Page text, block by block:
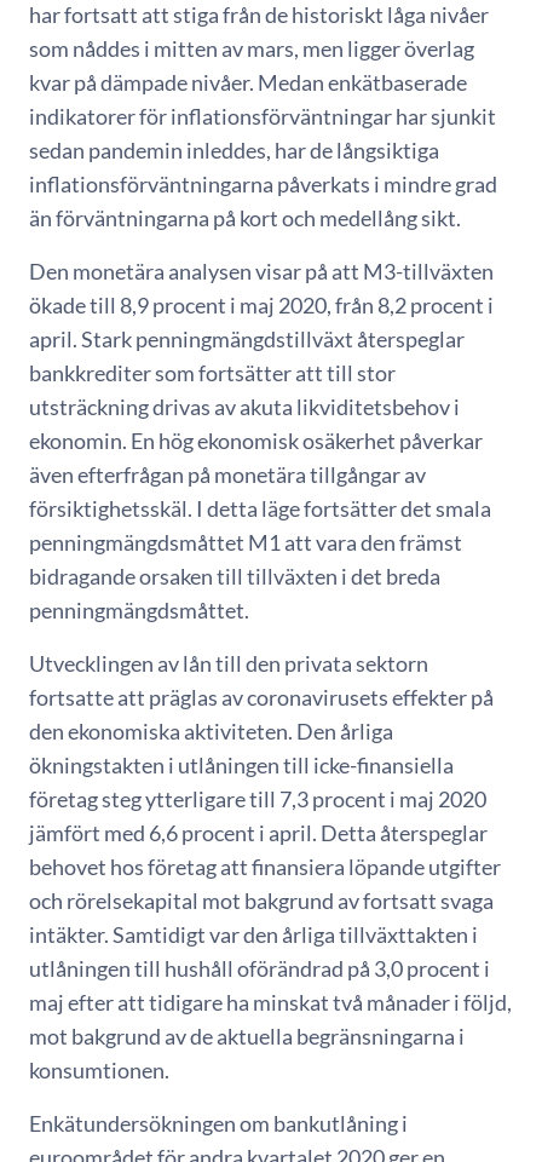
har fortsatt att stiga från de historiskt låga nivåer
som nåddes i mitten av mars, men ligger överlag
kvar på dämpade nivåer. Medan enkätbaserade
indikatorer för inflationsförväntningar har sjunkit
sedan pandemin inleddes, har de långsiktiga
inflationsförväntningarna påverkats i mindre grad
än förväntningarna på kort och medellång sikt.
Den monetära analysen visar på att M3-tillväxten
ökade till 8,9 procent i maj 2020, från 8,2 procent i
april. Stark penningmängdstillväxt återspeglar
bankkrediter som fortsätter att till stor
utsträckning drivas av akuta likviditetsbehov i
ekonomin. En hög ekonomisk osäkerhet påverkar
även efterfrågan på monetära tillgångar av
försiktighetsskäl. I detta läge fortsätter det smala
penningmängdsmåttet M1 att vara den främst
bidragande orsaken till tillväxten i det breda
penningmängdsmåttet.
Utvecklingen av lån till den privata sektorn
fortsatte att präglas av coronavirusets effekter på
den ekonomiska aktiviteten. Den årliga
ökningstakten i utlåningen till icke-finansiella
företag steg ytterligare till 7,3 procent i maj 2020
jämfört med 6,6 procent i april. Detta återspeglar
behovet hos företag att finansiera löpande utgifter
och rörelsekapital mot bakgrund av fortsatt svaga
intäkter. Samtidigt var den årliga tillväxttakten i
utlåningen till hushåll oförändrad på 3,0 procent i
maj efter att tidigare ha minskat två månader i följd,
mot bakgrund av de aktuella begränsningarna i
konsumtionen.
Enkätundersökningen om bankutlåning i